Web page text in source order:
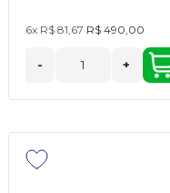
6x R$ 81,67 R$ 490,00
- +